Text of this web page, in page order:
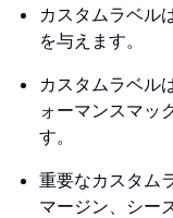
カスタムラベル
を与えます。
カスタムラベル
ォーマンスマッ
す。
重要なカスタム
マージン、シー